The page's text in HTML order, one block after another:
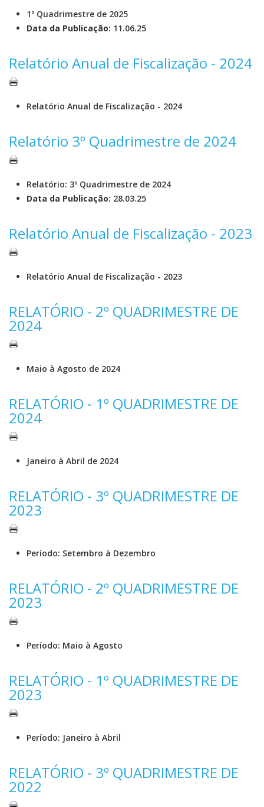
1º Quadrimestre de 2025
Data da Publicação: 11.06.25
Relatório Anual de Fiscalização - 2024
Relatório Anual de Fiscalização - 2024
Relatório 3º Quadrimestre de 2024
Relatório: 3º Quadrimestre de 2024
Data da Publicação: 28.03.25
Relatório Anual de Fiscalização - 2023
Relatório Anual de Fiscalização - 2023
RELATÓRIO - 2º QUADRIMESTRE DE
2024
Maio à Agosto de 2024
RELATÓRIO - 1º QUADRIMESTRE DE
2024
Janeiro à Abril de 2024
RELATÓRIO - 3º QUADRIMESTRE DE
2023
Período: Setembro à Dezembro
RELATÓRIO - 2º QUADRIMESTRE DE
2023
Período: Maio à Agosto
RELATÓRIO - 1º QUADRIMESTRE DE
2023
Período: Janeiro à Abril
RELATÓRIO - 3º QUADRIMESTRE DE
2022